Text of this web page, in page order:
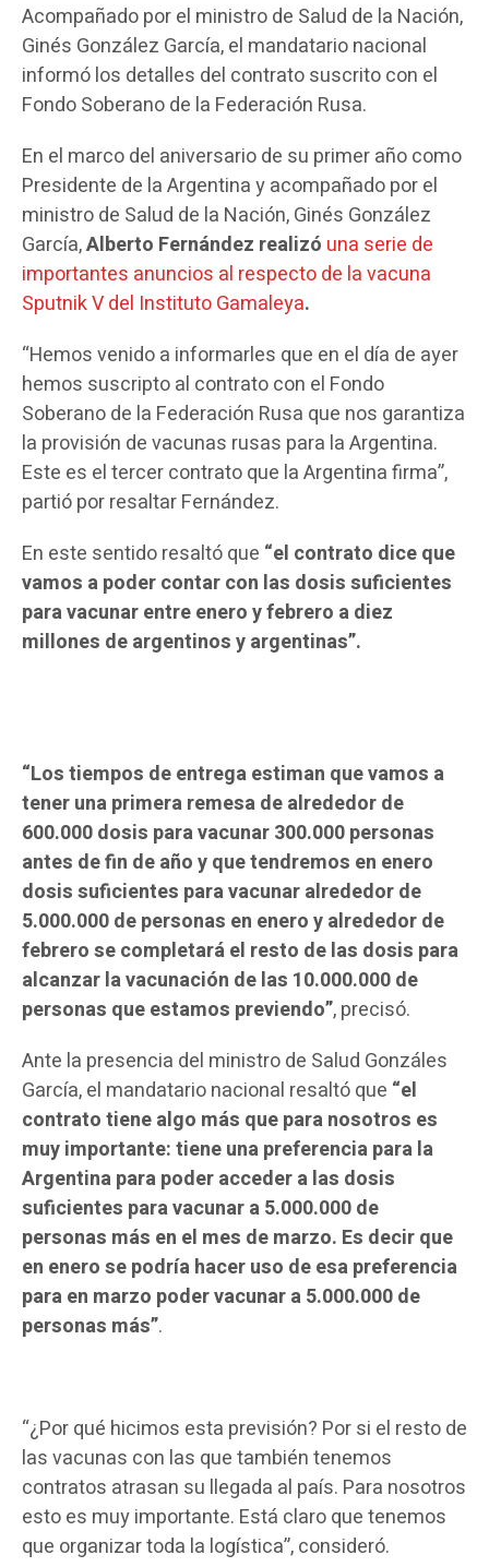
Acompañado por el ministro de Salud de la Nación,
Ginés González García, el mandatario nacional
informó los detalles del contrato suscrito con el
Fondo Soberano de la Federación Rusa.
En el marco del aniversario de su primer año como
Presidente de la Argentina y acompañado por el
ministro de Salud de la Nación, Ginés González
García,Alberto Fernández realizó una serie de
importantes anuncios al respecto de la vacuna
Sputnik V del Instituto Gamaleya.
“Hemos venido a informarles que en el día de ayer
hemos suscripto al contrato con el Fondo
Soberano de la Federación Rusa que nos garantiza
la provisión de vacunas rusas para la Argentina.
Este es el tercer contrato que la Argentina firma”,
partió por resaltar Fernández.
En este sentido resaltó que “el contrato dice que
vamos a poder contar con las dosis suficientes
para vacunar entre enero y febrero a diez
millones de argentinos y argentinas”.
“Los tiempos de entrega estiman que vamos a
tener una primera remesa de alrededor de
600.000 dosis para vacunar 300.000 personas
antes de fin de año y que tendremos en enero
dosis suficientes para vacunar alrededor de
5.000.000 de personas en enero y alrededor de
febrero se completará el resto de las dosis para
alcanzar la vacunación de las 10.000.000 de
personas que estamos previendo”, precisó.
Ante la presencia del ministro de Salud Gonzáles
García, el mandatario nacional resaltó que “el
contrato tiene algo más que para nosotros es
muy importante: tiene una preferencia para la
Argentina para poder acceder a las dosis
suficientes para vacunar a 5.000.000 de
personas más en el mes de marzo. Es decir que
en enero se podría hacer uso de esa preferencia
para en marzo poder vacunar a 5.000.000 de
personas más”.
“¿Por qué hicimos esta previsión? Por si el resto de
las vacunas con las que también tenemos
contratos atrasan su llegada al país. Para nosotros
esto es muy importante. Está claro que tenemos
que organizar toda la logística”, consideró.